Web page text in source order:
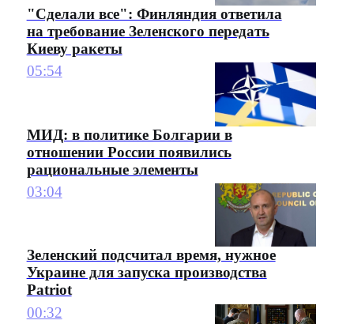
"Сделали все": Финляндия ответила
на требование Зеленского передать
Киеву ракеты
05:54
МИД: в политике Болгарии в
отношении России появились
рациональные элементы
03:04
Зеленский подсчитал время, нужное
Украине для запуска производства
Patriot
00:32